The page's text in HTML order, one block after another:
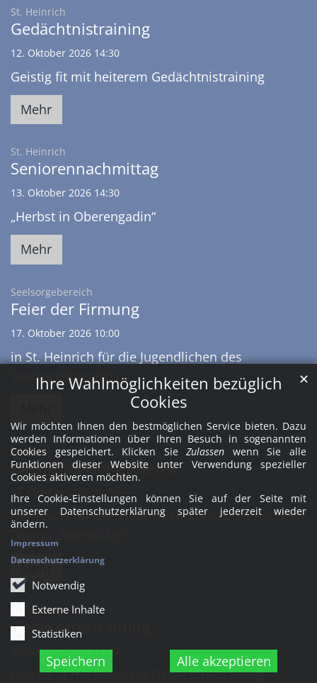
Ihre Wahlmöglichkeiten bezüglich
Cookies
Wir möchten Ihnen den bestmöglichen Service bieten. Dazu
werden Informationen über Ihren Besuch in sogenannten
Cookies gespeichert. Klicken SieZulassen wenn Sie alle
Funktionen dieser Website unter Verwendung spezieller
Cookies aktiveren möchten.
Ihre Cookie-Einstellungen können Sie auf der Seite mit
unserer Datenschutzerklärung später jederzeit wieder
ändern.
Notwendig
Externe Inhalte
Statistiken
Speichern Alle akzeptieren
✕
Impressum
Datenschutzerklärung
St. Heinrich
Gedächtnistraining
12. Oktober 2026 14:30
Geistig fit mit heiterem Gedächtnistraining
Mehr
St. Heinrich
Seniorennachmittag
13. Oktober 2026 14:30
„Herbst in Oberengadin“
Mehr
Seelsorgebereich
Feier der Firmung
17. Oktober 2026 10:00
in St. Heinrich für die Jugendlichen des
Seelsorgebereichs
St. Anna
zweifellos-Gottesdienst
17. Oktober 2026 18:30
Der etwas andere Gottesdienst. Diesmal mit dem
Mehr
St. Heinrich:
Gedächtnistraining
26. Oktober 2026 14:30
Geistig fit mit heiterem Gedächtnistraining